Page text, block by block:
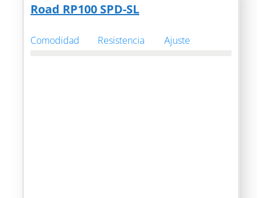
Road RP100 SPD-SL
Comodidad Resistencia Ajuste